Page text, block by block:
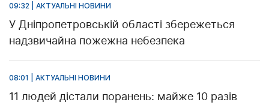
09:32 | АКТУАЛЬНІ НОВИНИ
У Дніпропетровській області збережеться
надзвичайна пожежна небезпека
08:01 | АКТУАЛЬНІ НОВИНИ
11 людей дістали поранень: майже 10 разів